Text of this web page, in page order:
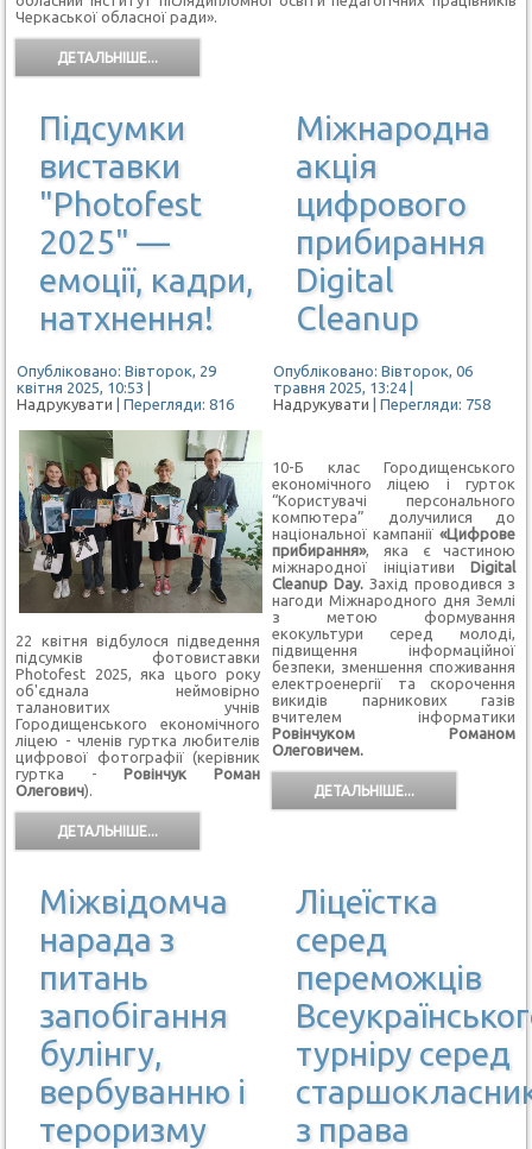
Черкаської обласної ради».
ДЕТАЛЬНІШЕ...
Підсумки
виставки
"Photofest
2025" —
емоції, кадри,
натхнення!
Опубліковано: Вівторок, 29
квітня 2025, 10:53 |
Надрукувати | Перегляди: 816
22 квітня відбулося підведення
підсумків фотовиставки
Photofest 2025, яка цього року
об'єднала неймовірно
талановитих учнів
Городищенського економічного
ліцею - членів гуртка любителів
цифрової фотографії (керівник
гуртка - Ровінчук Роман
Олегович).
ДЕТАЛЬНІШЕ...
Міжнародна
акція
цифрового
прибирання
Digital
Cleanup
Опубліковано: Вівторок, 06
травня 2025, 13:24|
Надрукувати | Перегляди: 758
10-Б клас Городищенського
економічного ліцею і гурток
“Користувачі персонального
компютера” долучилися до
національної кампанії«Цифрове
прибирання», яка є частиною
міжнародної ініціативиDigital
Cleanup Day. Захід проводився з
нагоди Міжнародного дня Землі
з метою формування
екокультури серед молоді,
підвищення інформаційної
безпеки, зменшення споживання
електроенергії та скорочення
викидів парникових газів
вчителем інформатики
Ровінчуком Романом
Олеговичем.
ДЕТАЛЬНІШЕ...
Міжвідомча
нарада з
питань
запобігання
булінгу,
вербуванню і
тероризму
Ліцеїстка
серед
переможців
турніру серед
з права